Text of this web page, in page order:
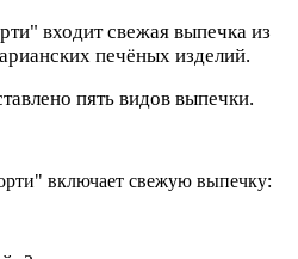
входит свежая выпечка из
печёных изделий.
пять видов выпечки.
включает свежую выпечку: